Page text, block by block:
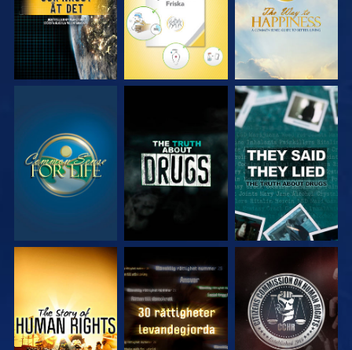
TITTA TITTA TITTA
TITTA TITTA TITTA